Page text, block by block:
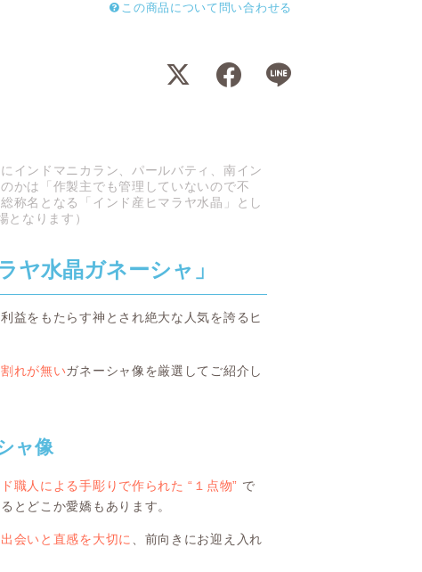
この商品について問い合わせる
インドマニカラン、パールバティ、南イン
かは「作製主でも管理していないので不
称名となる「インド産ヒマラヤ水晶」とし
なります）
ヤ水晶ガネーシャ」
益をもたらす神とされ絶大な人気を誇るヒ
れが無いガネーシャ像を厳選してご紹介し
ャ像
職人による手彫りで作られた “１点物” で
とどこか愛嬌もあります。
出会いと直感を大切に
、前向きにお迎え入れ